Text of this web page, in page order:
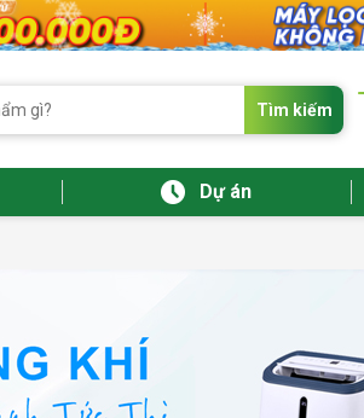
Tìm kiếm
Dự án